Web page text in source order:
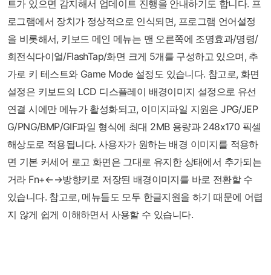
트가 있으면 감지해서 업데이트 진행을 안내하기도 합니다. 프
로그램에서 장치가 정상적으로 인식되면, 프로그램 언어설정
을 비롯해서, 키보드 메인 메뉴는 맨 오른쪽에 조명효과/명령/
회전식다이얼/FlashTap/화면 크게 5개를 구성하고 있으며, 추
가로 키 테스트와 Game Mode 설정도 있습니다. 참고로, 화면
설정은 키보드의 LCD 디스플레이 배경이미지 설정으로 유선
연결 시에만 메뉴가 활성화되고, 이미지파일 지원은 JPG/JEP
G/PNG/BMP/GIF파일 형식에 최대 2MB 용량과 248x170 픽셀
해상도로 적용됩니다. 사용자가 원하는 배경 이미지를 적용하
면 기본 커세어 로고 화면은 그대로 유지한 상태에서 추가되는
거라 Fn+←→방향키로 저장된 배경이미지를 바로 전환할 수
있습니다. 참고로, 메뉴들도 모두 한글지원을 하기 때문에 어렵
지 않게 쉽게 이해하면서 사용할 수 있습니다.